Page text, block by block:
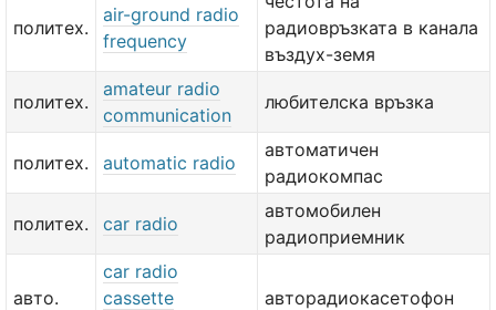
политех.
air-ground radio
frequency
радиовръзката в канала
въздух-земя
политех.
amateur radio
communication
любителска връзка
политех. automatic radio
автоматичен
радиокомпас
политех. car radio
автомобилен
радиоприемник
авто.
car radio
cassette
авторадиокасетофон